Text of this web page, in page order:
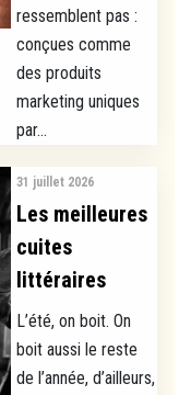
ressemblent pas :
conçues comme
des produits
marketing uniques
par...
31 juillet 2026
Les meilleures
cuites
littéraires
L’été, on boit. On
boit aussi le reste
de l’année, d’ailleurs,